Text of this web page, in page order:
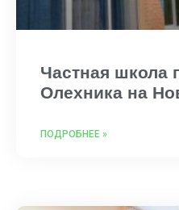
Частная школа
Олехника на
ПОДРОБНЕЕ »